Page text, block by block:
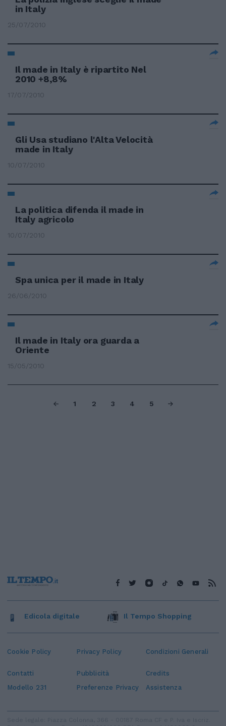
in Italy
25/07/2010
Il made in Italy è ripartito Nel
2010 +8,8%
17/07/2010
Gli Usa studiano l'Alta Velocità
made in Italy
10/07/2010
La politica difenda il made in
Italy agricolo
10/07/2010
Spa unica per il made in Italy
26/06/2010
Il made in Italy ora guarda a
Oriente
15/05/2010
1 2 3 4 5
Cookie Policy Privacy Policy Condizioni Generali
Contatti Pubblicità
Credits
Modello 231
Preferenze Privacy Assistenza
Edicola digitale Il Tempo Shopping